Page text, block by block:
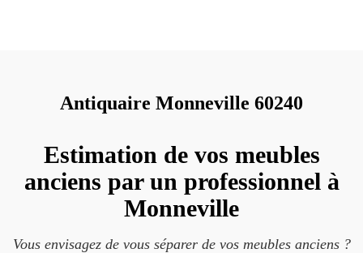
Antiquaire Monneville 60240
Estimation de vos meubles
anciens par un professionnel à
Monneville
Vous envisagez de vous séparer de vos meubles anciens ?